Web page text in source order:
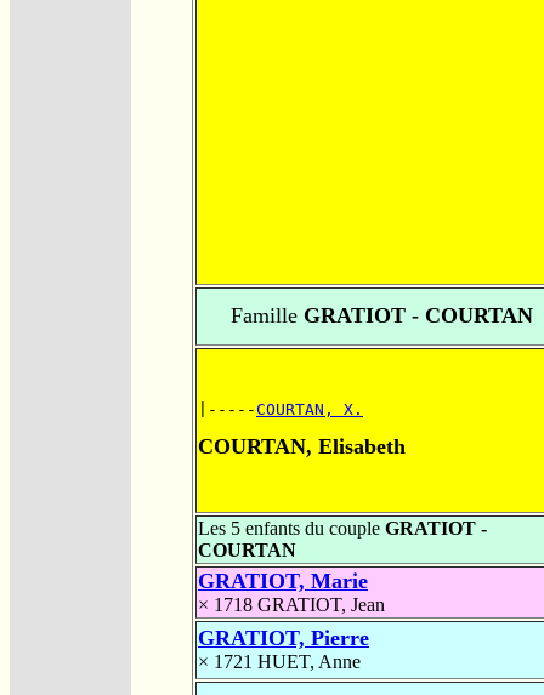
Famille GRATIOT - COURTAN
|-----COURTAN, X.
COURTAN, Elisabeth
Les 5 enfants du couple GRATIOT -
COURTAN
GRATIOT, Marie
× 1718 GRATIOT, Jean
GRATIOT, Pierre
× 1721 HUET, Anne